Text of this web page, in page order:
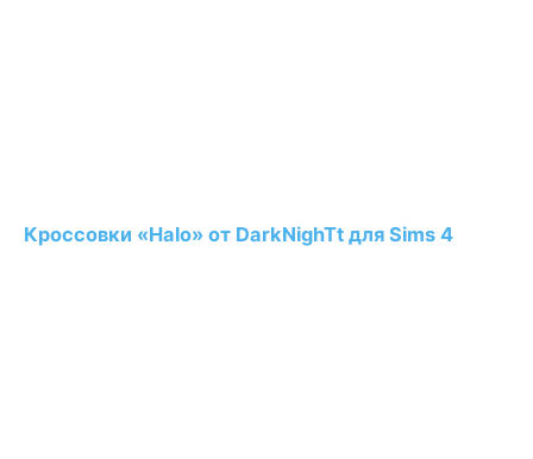
Кроссовки «Halo» от DarkNighTt для Sims 4